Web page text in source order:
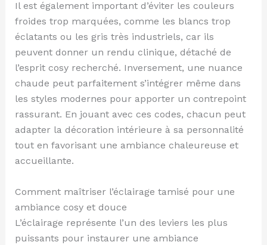
Il est également important d’éviter les couleurs
froides trop marquées, comme les blancs trop
éclatants ou les gris très industriels, car ils
peuvent donner un rendu clinique, détaché de
l’esprit cosy recherché. Inversement, une nuance
chaude peut parfaitement s’intégrer même dans
les styles modernes pour apporter un contrepoint
rassurant. En jouant avec ces codes, chacun peut
adapter la décoration intérieure à sa personnalité
tout en favorisant une ambiance chaleureuse et
accueillante.
Comment maîtriser l’éclairage tamisé pour une
ambiance cosy et douce
L’éclairage représente l’un des leviers les plus
puissants pour instaurer une ambiance